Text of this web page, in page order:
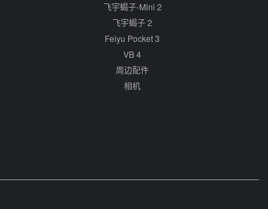
飞宇蝎子-Mini 2
飞宇蝎子 2
Feiyu Pocket 3
VB 4
周边配件
相机